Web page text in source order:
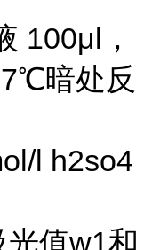
100μl ，
暗处反
l h2so4
光值w1和